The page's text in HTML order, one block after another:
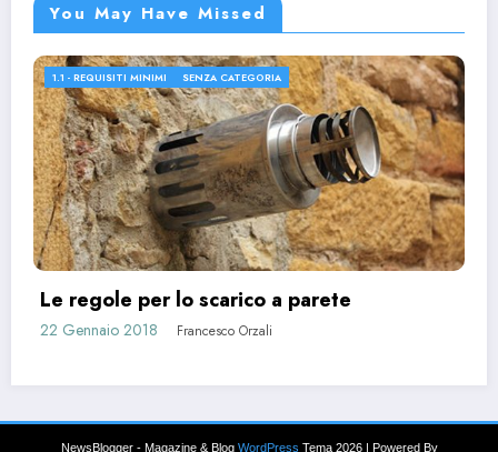
You May Have Missed
1.1 - REQUISITI MINIMI SENZA CATEGORIA
Le regole per lo scarico a parete
22 Gennaio 2018 Francesco Orzali
NewsBlogger - Magazine & Blog WordPress Tema 2026 | Powered By